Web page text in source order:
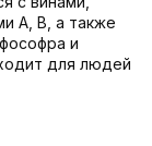
А, B, а также
и
для людей